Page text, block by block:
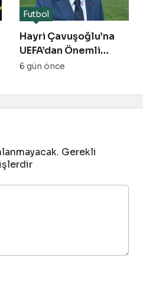
Hayri Çavuşoğlu’na
UEFA’dan Önemli
Görev
Futbol
6 gün önce
Gerekli